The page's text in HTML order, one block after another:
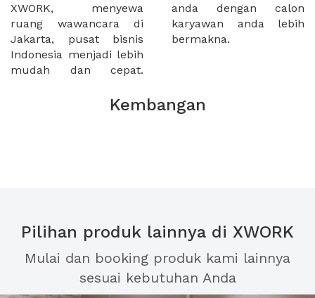
XWORK, menyewa
ruang wawancara di
Jakarta, pusat bisnis
Indonesia menjadi lebih
mudah dan cepat.
anda dengan calon
karyawan anda lebih
bermakna.
Kembangan
Pilihan produk lainnya di XWORK
Mulai dan booking produk kami lainnya
sesuai kebutuhan Anda